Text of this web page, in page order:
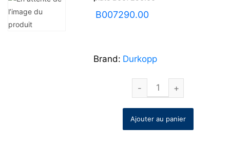
B007290.00
Brand: Durkopp
Ajouter au panier